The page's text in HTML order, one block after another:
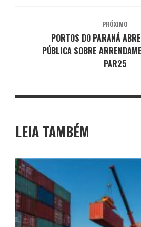
PRÓXIMO
PORTOS DO PARANÁ
PÚBLICA SOBRE
PAR25
LEIA TAMBÉM